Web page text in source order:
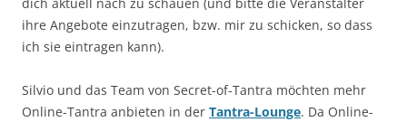
dich aktuell nach zu schauen (und bitte die Veranstalter
ihre Angebote einzutragen, bzw. mir zu schicken, so dass
ich sie eintragen kann).
Silvio und das Team von Secret-of-Tantra möchten mehr
Online-Tantra anbieten in der Tantra-Lounge. Da Online-